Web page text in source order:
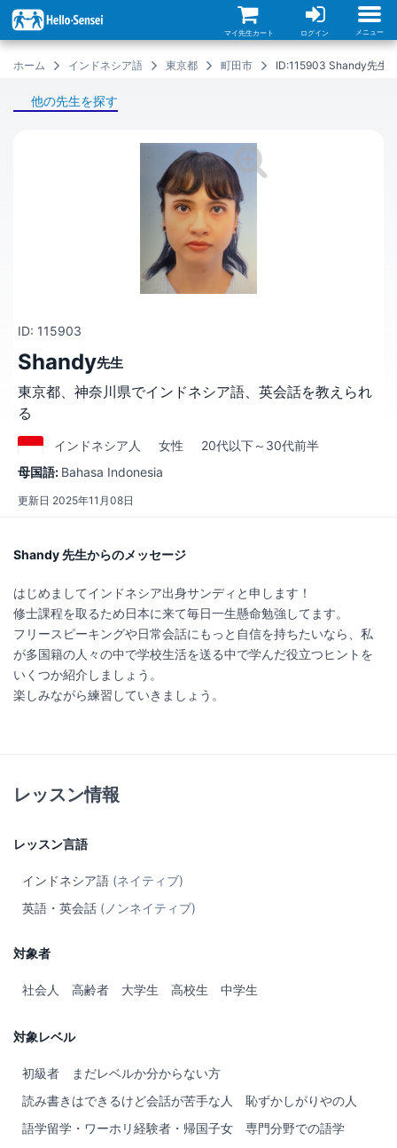
イ
ン
コ
マイ先生カート ログイン メニュー
ホーム インドネシア語 東京都 町田市 ID:115903 Shandy先生
他の先生を探す
ID: 115903
Shandy先生
東京都、神奈川県でインドネシア語、英会話を教えられ
る
インドネシア 人 女性
20代以下～30代前半
母国語: Bahasa Indonesia
更新日 2025年11月08日
Shandy 先生からのメッセージ
はじめましてインドネシア出身サンディと申します！
修士課程を取るため日本に来て毎日一生懸命勉強してます。
フリースピーキングや日常会話にもっと自信を持ちたいなら、私
が多国籍の人々の中で学校生活を送る中で学んだ役立つヒントを
いくつか紹介しましょう。
楽しみながら練習していきましょう。
レッスン情報
レッスン言語
インドネシア語 (ネイティブ)
英語・英会話 (ノンネイティブ)
対象者
社会人 高齢者 大学生 高校生 中学生
対象レベル
初級者
まだレベルか分からない方
読み書きはできるけど会話が苦手な人
恥ずかしがりやの人
語学留学・ワーホリ経験者・帰国子女
専門分野での語学